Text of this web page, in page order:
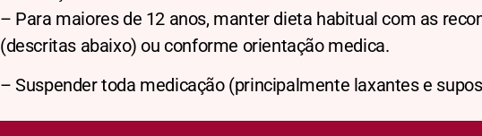
– Para maiores de 12 anos, manter dieta habitual com as
(descritas abaixo) ou conforme orientação medica.
– Suspender toda medicação (principalmente laxantes e